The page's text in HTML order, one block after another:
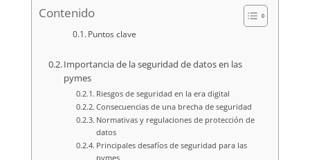
Contenido
Puntos clave
Importancia de la seguridad de datos en las
pymes
Riesgos de seguridad en la era digital
Consecuencias de una brecha de seguridad
Normativas y regulaciones de protección de
datos
Principales desafíos de seguridad para las
pymes